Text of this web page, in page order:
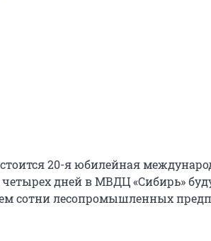
20-я юбилейная
четырех дней в МВДЦ «Сибирь»
сотни лесопромышленных